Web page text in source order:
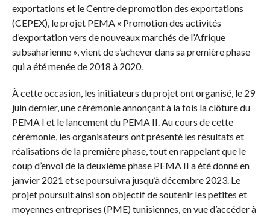
exportations et le Centre de promotion des exportations
(CEPEX), le projet PEMA « Promotion des activités
d’exportation vers de nouveaux marchés de l’Afrique
subsaharienne », vient de s’achever dans sa première phase
qui a été menée de 2018 à 2020.
À cette occasion, les initiateurs du projet ont organisé, le 29
juin dernier, une cérémonie annonçant à la fois la clôture du
PEMA I et le lancement du PEMA II. Au cours de cette
cérémonie, les organisateurs ont présenté les résultats et
réalisations de la première phase, tout en rappelant que le
coup d’envoi de la deuxième phase PEMA II a été donné en
janvier 2021 et se poursuivra jusqu’à décembre 2023. Le
projet poursuit ainsi son objectif de soutenir les petites et
moyennes entreprises (PME) tunisiennes, en vue d’accéder à